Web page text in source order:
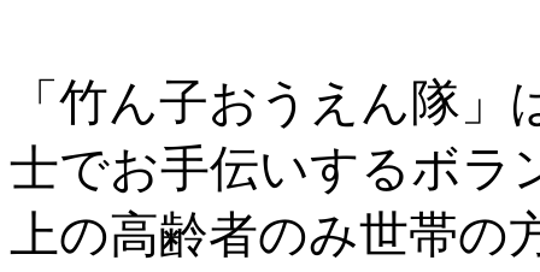
「竹ん子おうえん隊
士でお手伝いするボラ
上の高齢者のみ世帯